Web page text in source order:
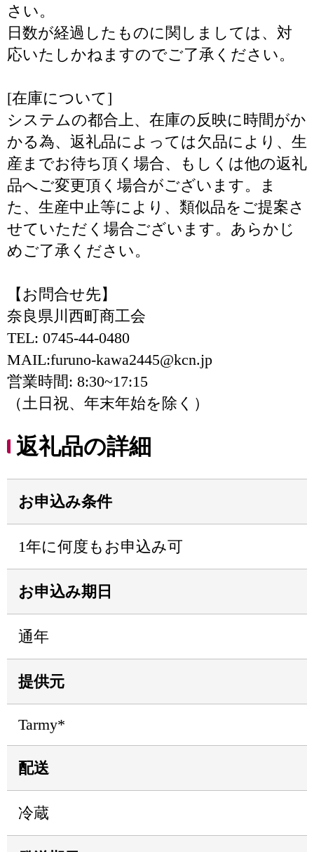
さい。
日数が経過したものに関しましては、対
応いたしかねますのでご了承ください。
[在庫について]
システムの都合上、在庫の反映に時間がか
かる為、返礼品によっては欠品により、生
産までお待ち頂く場合、もしくは他の返礼
品へご変更頂く場合がございます。ま
た、生産中止等により、類似品をご提案さ
せていただく場合ございます。あらかじ
めご了承ください。
【お問合せ先】
奈良県川西町商工会
TEL: 0745-44-0480
MAIL:furuno-kawa2445@kcn.jp
営業時間: 8:30~17:15
（土日祝、年末年始を除く）
返礼品の詳細
お申込み条件
1年に何度もお申込み可
お申込み期日
通年
提供元
Tarmy*
配送
冷蔵